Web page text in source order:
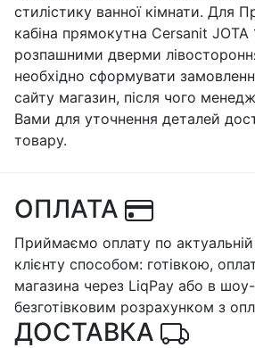
стилістику ванної кімнати. Для
кабіна прямокутна Cersanit JOTA
розпашними дверми
необхідно сформувати
сайту магазин, після чого
Вами для уточнення деталей
товару.
ОПЛАТА
Приймаємо оплату по актуальній
клієнту способом: готівкою,
магазина через LiqPay або в
безготівковим розрахунком з
ДОСТАВКА